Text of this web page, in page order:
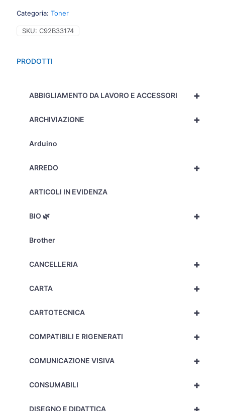
PRODOTTI
+
ABBIGLIAMENTO DA LAVORO E ACCESSORI
+
ARCHIVIAZIONE
Arduino
+
ARREDO
ARTICOLI IN EVIDENZA
+
BIO 🌿
Brother
+
CANCELLERIA
+
CARTA
+
CARTOTECNICA
+
COMPATIBILI E RIGENERATI
+
COMUNICAZIONE VISIVA
+
CONSUMABILI
DISEGNO E DIDATTICA
Categoria: Toner
SKU: C92B33174